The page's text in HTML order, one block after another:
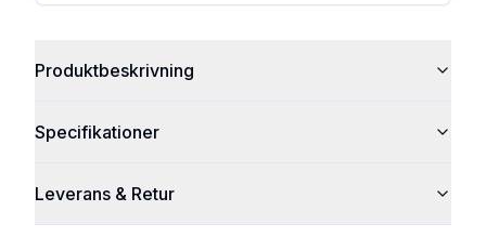
Produktbeskrivning
Specifikationer
Leverans & Retur